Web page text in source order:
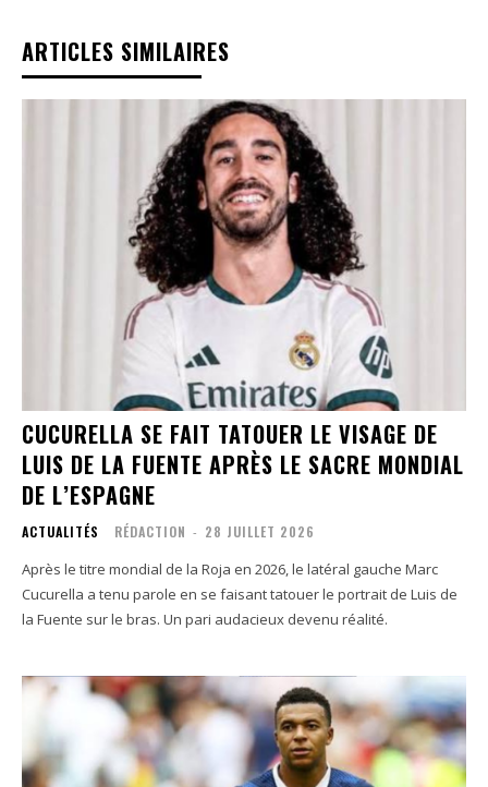
ARTICLES SIMILAIRES
CUCURELLA SE FAIT TATOUER LE VISAGE DE
LUIS DE LA FUENTE APRÈS LE SACRE MONDIAL
DE L’ESPAGNE
ACTUALITÉS RÉDACTION - 28 JUILLET 2026
Après le titre mondial de la Roja en 2026, le latéral gauche Marc
Cucurella a tenu parole en se faisant tatouer le portrait de Luis de
la Fuente sur le bras. Un pari audacieux devenu réalité.